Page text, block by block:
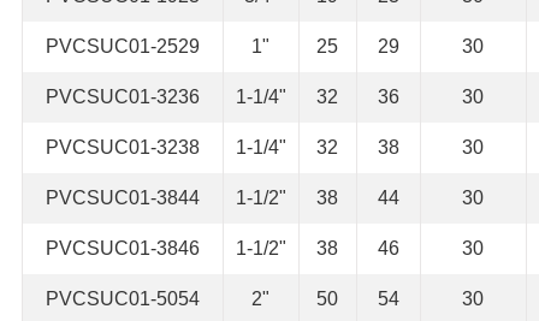
PVCSUC01-2529 1" 25 29 30
PVCSUC01-3236 1-1/4" 32 36 30
PVCSUC01-3238 1-1/4" 32 38 30
PVCSUC01-3844 1-1/2" 38 44 30
PVCSUC01-3846 1-1/2" 38 46 30
PVCSUC01-5054 2" 50 54 30